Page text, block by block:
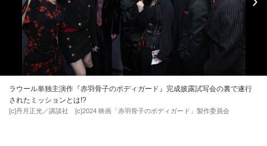
ラウール単独主演作『赤羽骨子のボディガード』完成披露試写会の裏で遂行
されたミッションとは!?
[c]丹月正光／講談社 [c]2024 映画「赤羽骨子のボディガード」製作委員会